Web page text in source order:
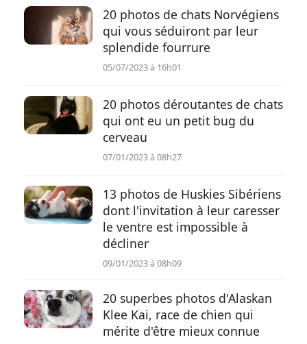
20 photos de chats Norvégiens
qui vous séduiront par leur
splendide fourrure
05/07/2023 à 16h01
20 photos déroutantes de chats
qui ont eu un petit bug du
cerveau
07/01/2023 à 08h27
13 photos de Huskies Sibériens
dont l'invitation à leur caresser
le ventre est impossible à
décliner
09/01/2023 à 08h09
20 superbes photos d'Alaskan
Klee Kai, race de chien qui
mérite d'être mieux connue